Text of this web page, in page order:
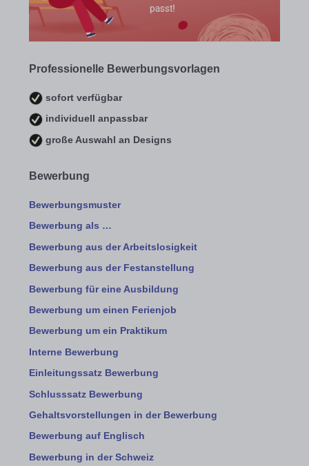
Professionelle Bewerbungsvorlagen
sofort verfügbar
individuell anpassbar
große Auswahl an Designs
Bewerbung
Bewerbungsmuster
Bewerbung als …
Bewerbung aus der Arbeitslosigkeit
Bewerbung aus der Festanstellung
Bewerbung für eine Ausbildung
Bewerbung um einen Ferienjob
Bewerbung um ein Praktikum
Interne Bewerbung
Einleitungssatz Bewerbung
Schlusssatz Bewerbung
Gehaltsvorstellungen in der Bewerbung
Bewerbung auf Englisch
Bewerbung in der Schweiz